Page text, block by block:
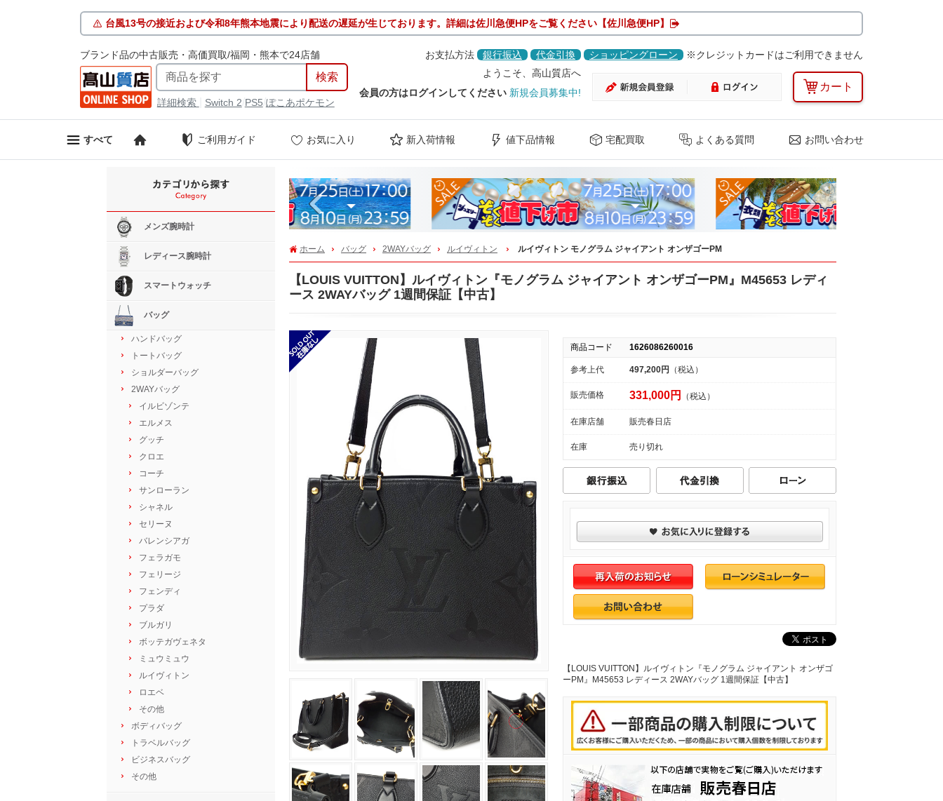
台風13号の接近および令和8年熊本地震により配送の遅延が生じております。詳細は佐川急便HPをご覧ください【佐川急便HP】
ブランド品の中古販売・高価買取/福岡・熊本で24店舗 お支払方法 銀行振込 代金引換 ショッピングローン ※クレジットカードはご利用できません
詳細検索 Switch 2 PS5 ぽこあポケモン
ようこそ、高山質店へ
会員の方はログインしてください 新規会員募集中! カート
すべて ご利用ガイド お気に入り 新入荷情報 値下品情報 宅配買取 よくある質問 お問い合わせ
Previous Next
ホーム バッグ 2WAYバッグ ルイヴィトン ルイヴィトン モノグラム ジャイアント オンザゴーPM
【LOUIS VUITTON】ルイヴィトン『モノグラム ジャイアント オンザゴーPM』M45653 レディ
ース 2WAYバッグ 1週間保証【中古】
商品コード 1626086260016
参考上代 497,200円 （税込）
販売価格 331,000円 （税込）
在庫店舗 販売春日店
在庫 売り切れ
【LOUIS VUITTON】ルイヴィトン『モノグラム ジャイアント オンザゴ
ーPM』M45653 レディース 2WAYバッグ 1週間保証【中古】
メンズ腕時計
レディース腕時計
スマートウォッチ
バッグ
ハンドバッグ
トートバッグ
ショルダーバッグ
2WAYバッグ
イルビゾンテ
エルメス
グッチ
クロエ
コーチ
サンローラン
シャネル
セリーヌ
バレンシアガ
フェラガモ
フェリージ
フェンディ
プラダ
ブルガリ
ボッテガヴェネタ
ミュウミュウ
ルイヴィトン
ロエベ
その他
ボディバッグ
トラベルバッグ
ビジネスバッグ
その他